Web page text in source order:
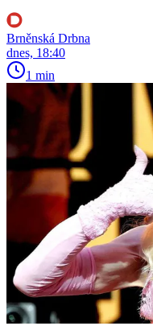
Brněnská Drbna
dnes, 18:40
1 min